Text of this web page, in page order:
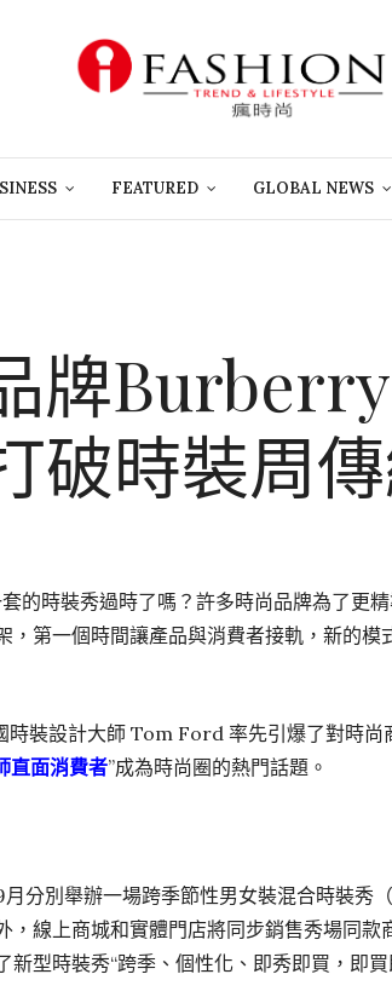
FEATURED GLOBAL NEWS
牌Burberry
破時裝周
的時裝秀過時了嗎？許多時尚品牌為了更
，第一個時間讓產品與消費者接軌，新的模
裝設計大師 Tom Ford 率先引爆了對時尚
直面消費者”成為時尚圈的熱門話題。
分別舉辦一場跨季節性男女裝混合時裝秀
，線上商城和實體門店將同步銷售秀場同款
型時裝秀“跨季、個性化、即秀即買，即買